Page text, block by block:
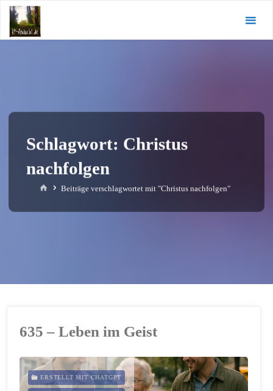
Zum
Inhalt
springen
Schlagwort: Christus
nachfolgen
StartBeiträge verschlagwortet mit "Christus nachfolgen"
635 – Leben im Geist
ERSTELLT MIT CHATGPT